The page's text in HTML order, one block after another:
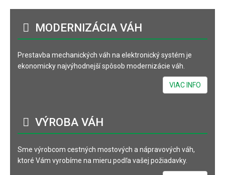
MODERNIZÁCIA VÁH
Prestavba mechanických váh na elektronický systém je
ekonomicky najvýhodnejší spôsob modernizácie váh.
VIAC INFO
VÝROBA VÁH
Sme výrobcom cestných mostových a nápravových váh,
ktoré Vám vyrobíme na mieru podľa vašej požiadavky.